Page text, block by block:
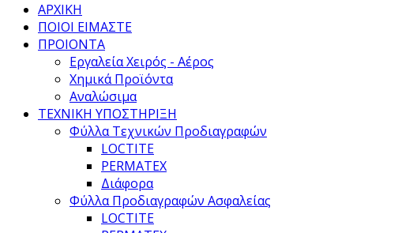
ΑΡΧΙΚΗ
ΠΟΙΟΙ ΕΙΜΑΣΤΕ
ΠΡΟΙΟΝΤΑ
Εργαλεία Χειρός - Αέρος
Χημικά Προϊόντα
Αναλώσιμα
ΤΕΧΝΙΚΗ ΥΠΟΣΤΗΡΙΞΗ
Φύλλα Τεχνικών Προδιαγραφών
LOCTITE
PERMATEX
Διάφορα
Φύλλα Προδιαγραφών Ασφαλείας
LOCTITE